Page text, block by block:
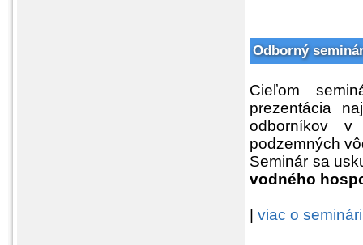
Odborný
Cieľom
prezentácia
odborníkov v
podzemných
Seminár sa
vodného
viac o seminári